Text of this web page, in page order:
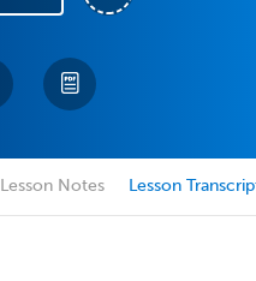
Lesson Notes Lesson